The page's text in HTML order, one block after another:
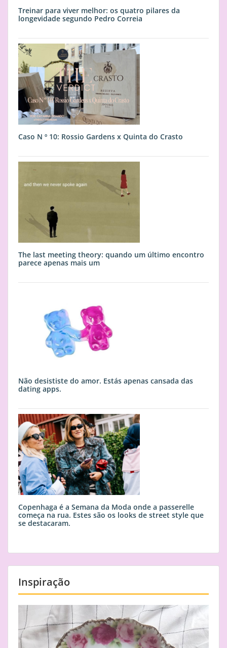
Treinar para viver melhor: os quatro pilares da
longevidade segundo Pedro Correia
Caso N º 10: Rossio Gardens x Quinta do Crasto
The last meeting theory: quando um último encontro
parece apenas mais um
Não desististe do amor. Estás apenas cansada das
dating apps.
Copenhaga é a Semana da Moda onde a passerelle
começa na rua. Estes são os looks de street style que
se destacaram.
Inspiração